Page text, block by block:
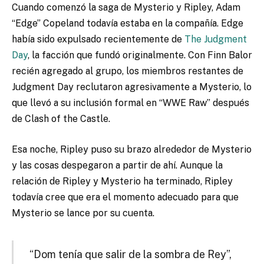
Cuando comenzó la saga de Mysterio y Ripley, Adam
“Edge” Copeland todavía estaba en la compañía. Edge
había sido expulsado recientemente de The Judgment
Day, la facción que fundó originalmente. Con Finn Balor
recién agregado al grupo, los miembros restantes de
Judgment Day reclutaron agresivamente a Mysterio, lo
que llevó a su inclusión formal en “WWE Raw” después
de Clash of the Castle.
Esa noche, Ripley puso su brazo alrededor de Mysterio
y las cosas despegaron a partir de ahí. Aunque la
relación de Ripley y Mysterio ha terminado, Ripley
todavía cree que era el momento adecuado para que
Mysterio se lance por su cuenta.
“Dom tenía que salir de la sombra de Rey”,